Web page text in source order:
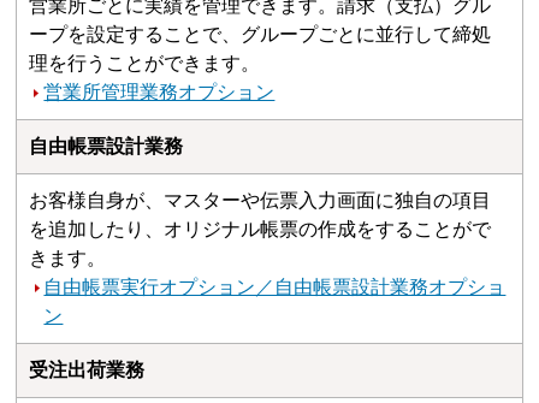
営業所ごとに実績を管理できます。請求（支払）グル
ープを設定することで、グループごとに並行して締処
理を行うことができます。
営業所管理業務オプション
自由帳票設計業務
お客様自身が、マスターや伝票入力画面に独自の項目
を追加したり、オリジナル帳票の作成をすることがで
きます。
自由帳票実行オプション／自由帳票設計業務オプショ
ン
受注出荷業務